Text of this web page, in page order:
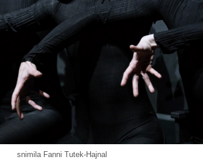
snimila Fanni Tutek-Hajnal